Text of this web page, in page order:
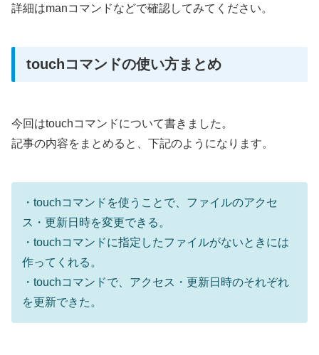
詳細はmanコマンドなどで確認してみてください。
touchコマンドの使い方まとめ
今回はtouchコマンドについて書きました。
記事の内容をまとめると、下記のようになります。
・touchコマンドを使うことで、ファイルのアクセ
ス・更新日時を変更できる。
・touchコマンドに指定したファイルがないときには
作ってくれる。
・touchコマンドで、アクセス・更新日時のそれぞれ
を更新できた。